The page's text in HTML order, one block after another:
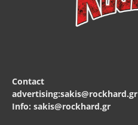
Contact
advertising:sakis@rockhard.gr
Info: sakis@rockhard.gr